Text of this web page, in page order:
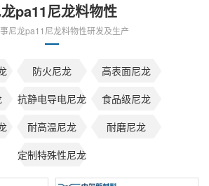
pa11尼龙料物性
尼龙pa11尼龙料物性研发及生产
防火尼龙
高表面尼龙
抗静电导电尼龙
食品级尼龙
耐高温尼龙
耐磨尼龙
定制特殊性尼龙